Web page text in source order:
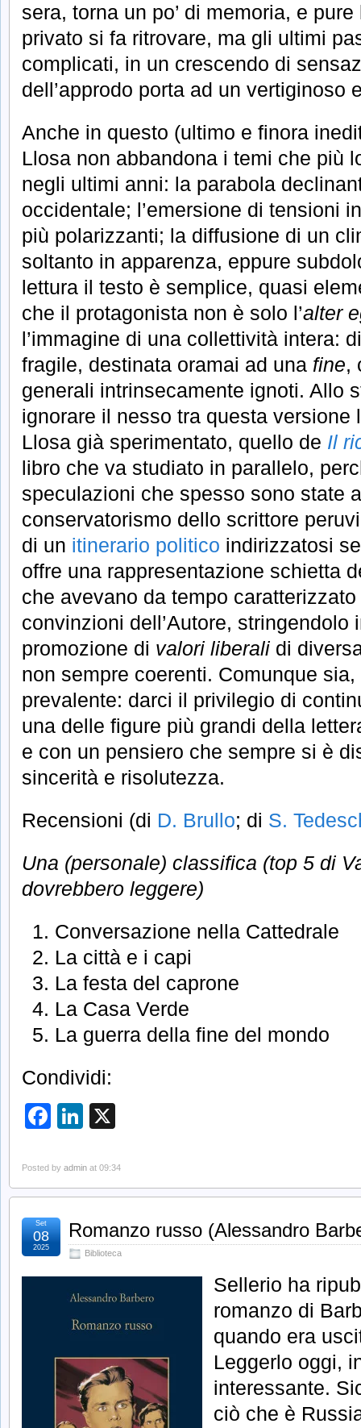
sera, torna un po’ di memoria, e pure
privato si fa ritrovare, ma gli ultimi
complicati, in un crescendo di
dell’approdo porta ad un vertiginoso
Anche in questo (ultimo e finora
Llosa non abbandona i temi che più
negli ultimi anni: la parabola
occidentale; l’emersione di tensioni
più polarizzanti; la diffusione di un
soltanto in apparenza, eppure
lettura il testo è semplice, quasi
che il protagonista non è solo l’alter
l’immagine di una collettività intera:
fragile, destinata oramai ad una fine,
generali intrinsecamente ignoti. Allo
ignorare il nesso tra questa versione
Llosa già sperimentato, quello de Il
libro che va studiato in parallelo,
speculazioni che spesso sono state
conservatorismo dello scrittore
di un itinerario politico indirizzatosi
offre una rappresentazione schietta
che avevano da tempo
convinzioni dell’Autore, stringendolo
promozione di valori liberali di
non sempre coerenti. Comunque sia,
prevalente: darci il privilegio di
una delle figure più grandi della
e con un pensiero che sempre si è
sincerità e risolutezza.
Recensioni (di D. Brullo; di S.
Una (personale) classifica (top 5 di
dovrebbero leggere)
Conversazione nella Cattedrale
La città e i capi
La festa del caprone
La Casa Verde
La guerra della fine del mondo
Condividi:
Facebook
LinkedIn
Posted by admin at 09:34
Romanzo russo (Alessandro
Biblioteca
Set
08
2025
Sellerio ha
romanzo di
quando era
Leggerlo oggi,
interessante.
ciò che è